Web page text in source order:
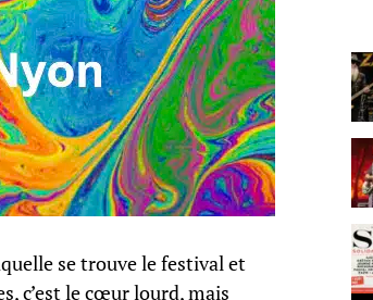
se trouve le festival et
c’est le cœur lourd, mais